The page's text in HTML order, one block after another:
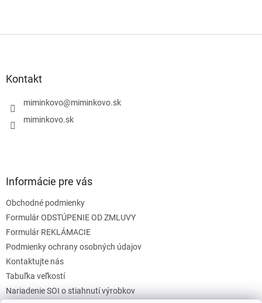
Kontakt
miminkovo@miminkovo.sk
miminkovo.sk
Informácie pre vás
Obchodné podmienky
Formulár ODSTÚPENIE OD ZMLUVY
Formulár REKLÁMACIE
Podmienky ochrany osobných údajov
Kontaktujte nás
Tabuľka veľkostí
Nariadenie SOI o stiahnutí výrobkov